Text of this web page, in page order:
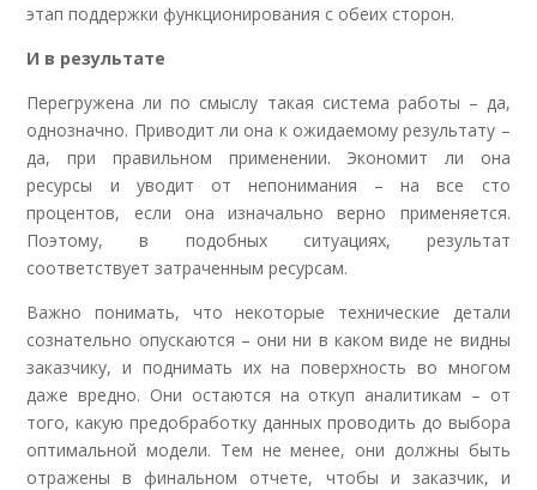
этап поддержки функционирования с обеих сторон.
И в результате
Перегружена ли по смыслу такая система работы – да,
однозначно. Приводит ли она к ожидаемому результату –
да, при правильном применении. Экономит ли она
ресурсы и уводит от непонимания – на все сто
процентов, если она изначально верно применяется.
Поэтому, в подобных ситуациях, результат
соответствует затраченным ресурсам.
Важно понимать, что некоторые технические детали
сознательно опускаются – они ни в каком виде не видны
заказчику, и поднимать их на поверхность во многом
даже вредно. Они остаются на откуп аналитикам – от
того, какую предобработку данных проводить до выбора
оптимальной модели. Тем не менее, они должны быть
отражены в финальном отчете, чтобы и заказчик, и